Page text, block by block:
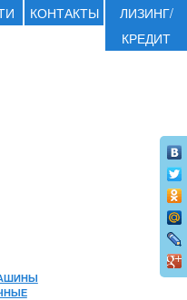
КОНТАКТЫ
ЛИЗИНГ/
КРЕДИТ